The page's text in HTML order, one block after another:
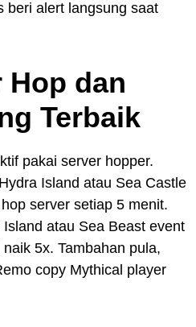
beri alert langsung saat
Hop dan
Terbaik
pakai server hopper.
Island atau Sea Castle
server setiap 5 menit.
atau Sea Beast event
5x. Tambahan pula,
copy Mythical player